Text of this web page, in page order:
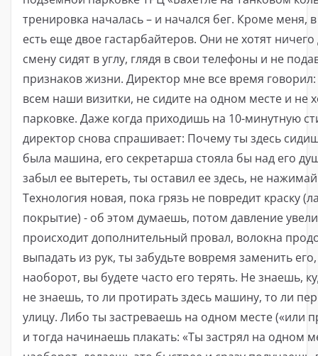
тренировка началась – и начался бег. Кроме меня,
есть еще двое гастарбайтеров. Они не хотят
смену сидят в углу, глядя в свои телефоны и не
признаков жизни. Директор мне все время говорил:
всем наши визитки, не сидите на одном месте и не
парковке. Даже когда приходишь на 10-минутную
директор снова спрашивает: Почему ты здесь
была машина, его секретарша стояла бы над его
забыл ее вытереть, ты оставил ее здесь, не
Технология новая, пока грязь не повредит краску
покрытие) - об этом думаешь, потом давление
происходит дополнительный провал, волокна
выпадать из рук, ты забудьте вовремя заменить его,
наоборот, вы будете часто его терять. Не знаешь,
не знаешь, то ли протирать здесь машину, то ли
улицу. Либо ты застреваешь на одном месте («или
и тогда начинаешь плакать: «Ты застрял на одном